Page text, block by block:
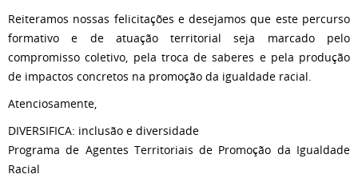
Reiteramos nossas felicitações e desejamos que este percurso
formativo e de atuação territorial seja marcado pelo
compromisso coletivo, pela troca de saberes e pela produção
de impactos concretos na promoção da igualdade racial.
Atenciosamente,
DIVERSIFICA: inclusão e diversidade
Programa de Agentes Territoriais de Promoção da Igualdade
Racial